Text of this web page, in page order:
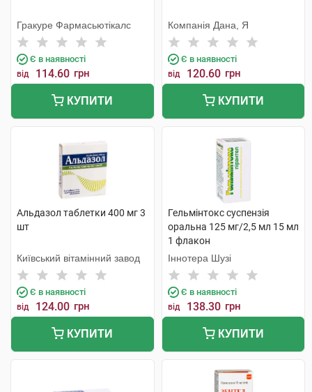
Гракуре Фармасьютікалс
Є в наявності
від 114.60 грн
КУПИТИ
Компанія Дана, Я
Є в наявності
від 120.60 грн
КУПИТИ
Альдазол таблетки 400 мг 3
шт
Київський вітамінний завод
Є в наявності
від 124.00 грн
КУПИТИ
Гельмінтокс суспензія
оральна 125 мг/2,5 мл 15 мл
1 флакон
Іннотера Шузі
Є в наявності
від 138.30 грн
КУПИТИ